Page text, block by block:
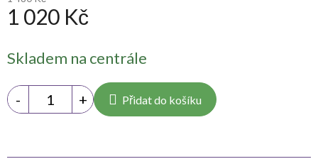
1 020 Kč
cena:
Skladem na centrále
Přidat do košíku